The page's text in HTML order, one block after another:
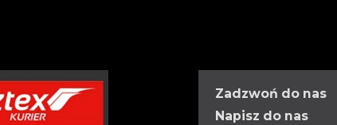
Zadzwoń do nas
Napisz do nas